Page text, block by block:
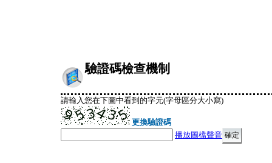
驗證碼檢查機制
請輸入您在下圖中看到的字元(字母區分大小寫)
更換驗證碼
播放圖檔聲音